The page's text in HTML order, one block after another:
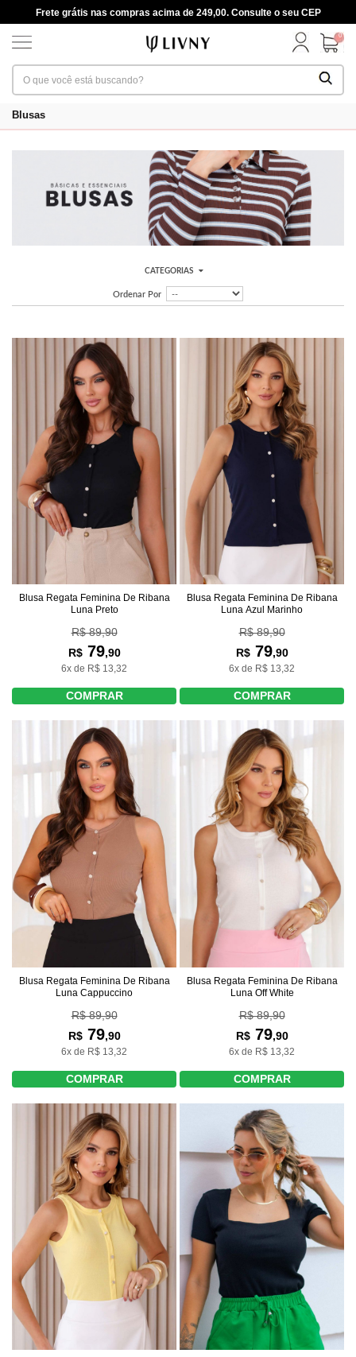
Frete grátis nas compras acima de 249,00. Consulte o seu CEP
0
Blusas
CATEGORIAS
Ordenar Por
Blusa Regata Feminina De Ribana
Luna Preto
R$ 89,90
R$79,90
6x de R$ 13,32
COMPRAR
Blusa Regata Feminina De Ribana
Luna Azul Marinho
R$ 89,90
R$79,90
6x de R$ 13,32
COMPRAR
Blusa Regata Feminina De Ribana
Luna Cappuccino
R$ 89,90
R$79,90
6x de R$ 13,32
COMPRAR
Blusa Regata Feminina De Ribana
Luna Off White
R$ 89,90
R$79,90
6x de R$ 13,32
COMPRAR